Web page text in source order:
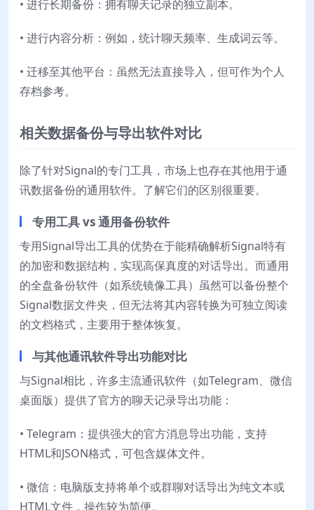
• 进行长期备份：拥有聊天记录的独立副本。
• 进行内容分析：例如，统计聊天频率、生成词云等。
• 迁移至其他平台：虽然无法直接导入，但可作为个人
存档参考。
相关数据备份与导出软件对比
除了针对Signal的专门工具，市场上也存在其他用于通
讯数据备份的通用软件。了解它们的区别很重要。
专用工具 vs 通用备份软件
专用Signal导出工具的优势在于能精确解析Signal特有
的加密和数据结构，实现高保真度的对话导出。而通用
的全盘备份软件（如系统镜像工具）虽然可以备份整个
Signal数据文件夹，但无法将其内容转换为可独立阅读
的文档格式，主要用于整体恢复。
与其他通讯软件导出功能对比
与Signal相比，许多主流通讯软件（如Telegram、微信
桌面版）提供了官方的聊天记录导出功能：
• Telegram：提供强大的官方消息导出功能，支持
HTML和JSON格式，可包含媒体文件。
• 微信：电脑版支持将单个或群聊对话导出为纯文本或
HTML文件，操作较为简便。